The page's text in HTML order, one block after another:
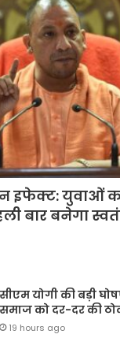
इफेक्ट: युवाओं
बार बनेगा
सीएम योगी की बड़ी
समाज को दर-दर की
19 hours ago